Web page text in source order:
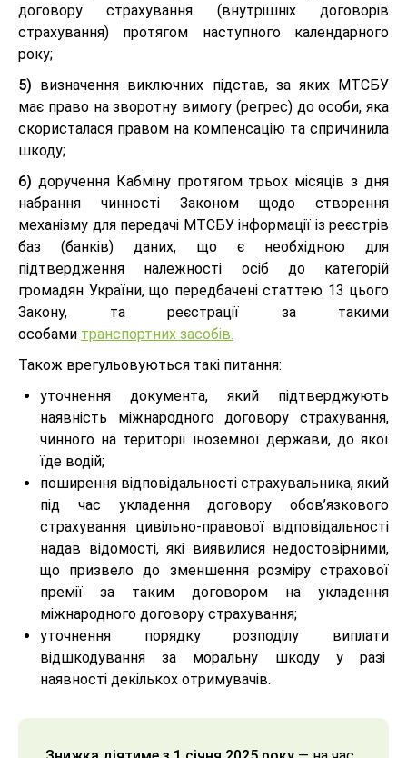
договору страхування (внутрішніх договорів
страхування) протягом наступного календарного
року;
5) визначення виключних підстав, за яких МТСБУ
має право на зворотну вимогу (регрес) до особи, яка
скористалася правом на компенсацію та спричинила
шкоду;
6) доручення Кабміну протягом трьох місяців з дня
набрання чинності Законом щодо створення
механізму для передачі МТСБУ інформації із реєстрів
баз (банків) даних, що є необхідною для
підтвердження належності осіб до категорій
громадян України, що передбачені статтею 13 цього
Закону, та реєстрації за такими
особами транспортних засобів.
Також врегульовуються такі питання:
уточнення документа, який підтверджують
наявність міжнародного договору страхування,
чинного на території іноземної держави, до якої
їде водій;
поширення відповідальності страхувальника, який
під час укладення договору обов’язкового
страхування цивільно-правової відповідальності
надав відомості, які виявилися недостовірними,
що призвело до зменшення розміру страхової
премії за таким договором на укладення
міжнародного договору страхування;
уточнення порядку розподілу виплати
відшкодування за моральну шкоду у разі
наявності декількох отримувачів.